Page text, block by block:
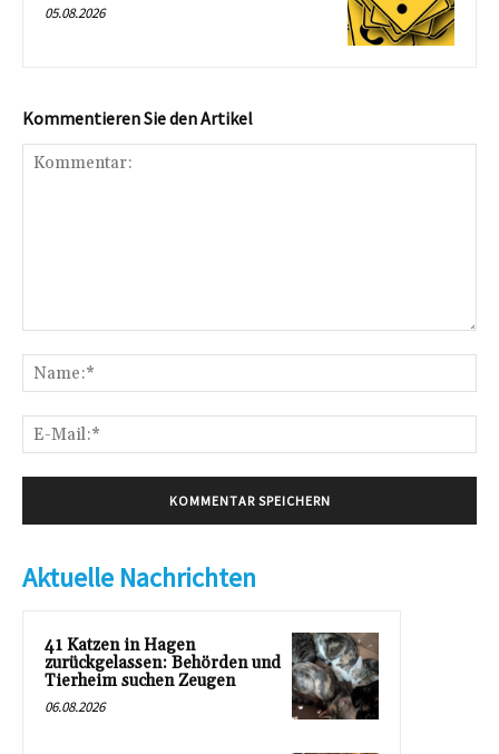
05.08.2026
Kommentieren Sie den Artikel
Aktuelle Nachrichten
41 Katzen in Hagen
zurückgelassen: Behörden und
Tierheim suchen Zeugen
06.08.2026